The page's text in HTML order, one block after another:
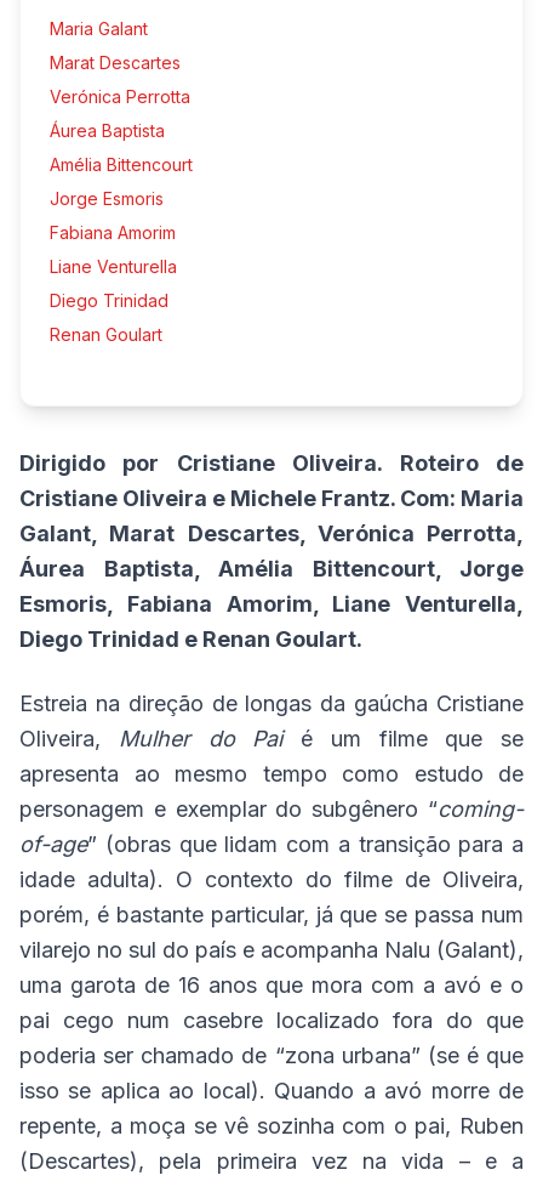
Maria Galant
Marat Descartes
Verónica Perrotta
Áurea Baptista
Amélia Bittencourt
Jorge Esmoris
Fabiana Amorim
Liane Venturella
Diego Trinidad
Renan Goulart
Dirigido por Cristiane Oliveira. Roteiro de
Cristiane Oliveira e Michele Frantz. Com: Maria
Galant, Marat Descartes, Verónica Perrotta,
Áurea Baptista, Amélia Bittencourt, Jorge
Esmoris, Fabiana Amorim, Liane Venturella,
Diego Trinidad e Renan Goulart.
Estreia na direção de longas da gaúcha Cristiane
Oliveira,
Mulher do Paié um filme que se
apresenta ao mesmo tempo como estudo de
personagem e exemplar do subgênero “coming-
of-age” (obras que lidam com a transição para a
idade adulta). O contexto do filme de Oliveira,
porém, é bastante particular, já que se passa num
vilarejo no sul do país e acompanha Nalu (Galant),
uma garota de 16 anos que mora com a avó e o
pai cego num casebre localizado fora do que
poderia ser chamado de “zona urbana” (se é que
isso se aplica ao local). Quando a avó morre de
repente, a moça se vê sozinha com o pai, Ruben
(Descartes), pela primeira vez na vida – e a